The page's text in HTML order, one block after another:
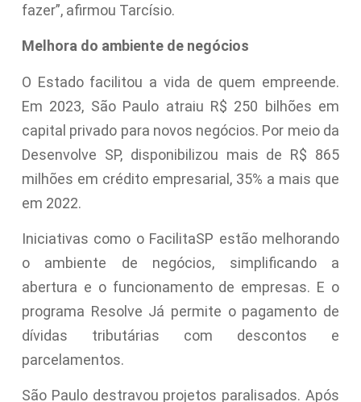
fazer”, afirmou Tarcísio.
Melhora do ambiente de negócios
O Estado facilitou a vida de quem empreende.
Em 2023, São Paulo atraiu R$ 250 bilhões em
capital privado para novos negócios. Por meio da
Desenvolve SP, disponibilizou mais de R$ 865
milhões em crédito empresarial, 35% a mais que
em 2022.
Iniciativas como o FacilitaSP estão melhorando
o ambiente de negócios, simplificando a
abertura e o funcionamento de empresas. E o
programa Resolve Já permite o pagamento de
dívidas tributárias com descontos e
parcelamentos.
São Paulo destravou projetos paralisados. Após